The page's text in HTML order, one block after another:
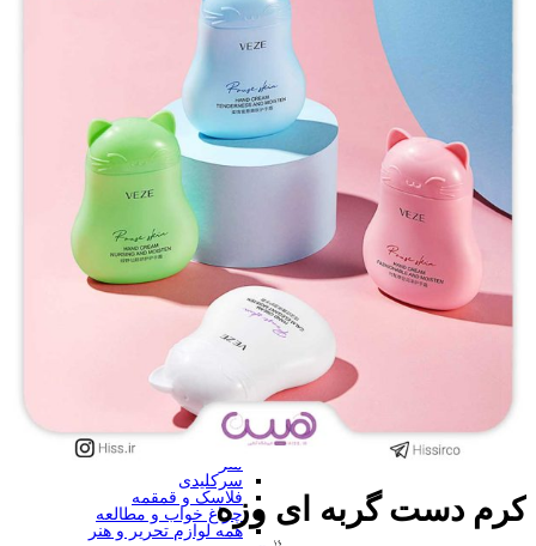
مداد
پاک کن و غلط گیر
مداد تراش
اتود و نوک
روان نویس فانتزی
خودکار و خودکار فشاری
ماژیک ها
دفترچه یادداشت
استیکر
استیک نوت
خط کش و گونیا
کیف غذا
کوله پشتی
کاتر فانتزی
بوک مارک
ماشین حساب
قیچی
منگنه فانتزی
سرگرمی و آموزشی
فانتزی ها
برچسب استیکری
کاور A4 و پوشه فانتزی
جامدادی
تخته وایت برد
تخته شاسی
متر
سرکلیدی
فلاسک و قمقمه
چراغ خواب و مطالعه
همه لوازم تحریر و هنر
کرم دست گربه ای وزه